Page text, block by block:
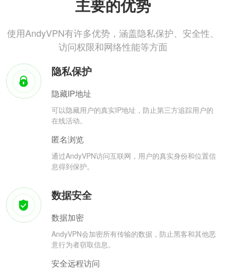
主要的优势
使用AndyVPN有许多优势，涵盖隐私保护、安全性、
访问权限和网络性能等方面
隐私保护
隐藏IP地址
可以隐藏用户的真实IP地址，防止第三方追踪用户的
在线活动。
匿名浏览
通过AndyVPN访问互联网，用户的真实身份和位置信
息得到保护。
数据安全
数据加密
AndyVPN会加密所有传输的数据，防止黑客和其他恶
意行为者窃取信息。
安全远程访问